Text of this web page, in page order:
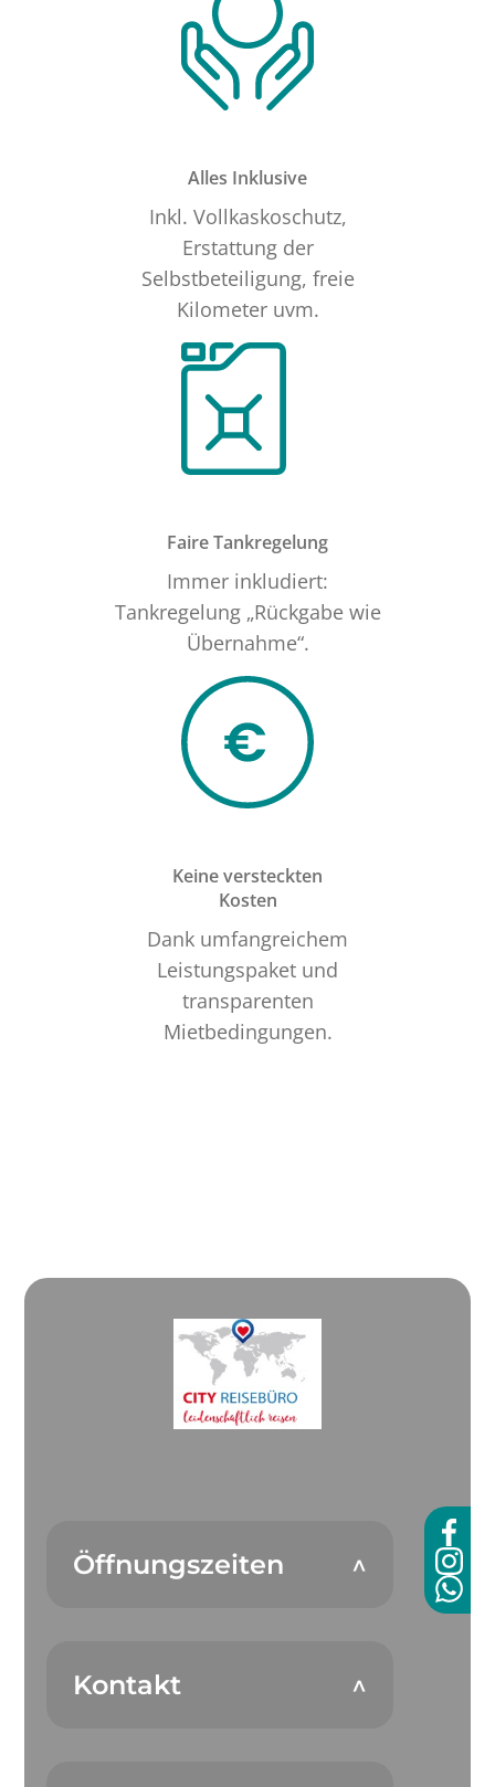
Alles Inklusive
Inkl. Vollkaskoschutz,
Erstattung der
Selbstbeteiligung, freie
Kilometer uvm.
Faire Tankregelung
Immer inkludiert:
Tankregelung „Rückgabe wie
Übernahme“.
Keine versteckten
Kosten
Dank umfangreichem
Leistungspaket und
transparenten
Mietbedingungen.
Öffnungszeiten
Kontakt